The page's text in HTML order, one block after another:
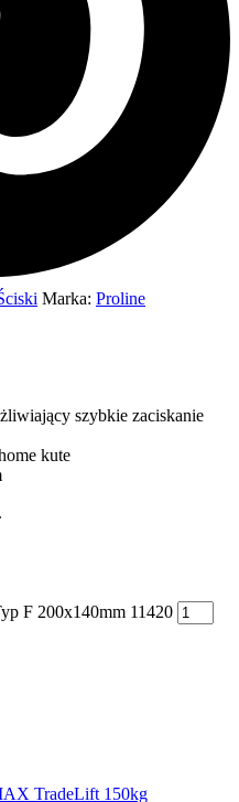
Marka: Proline
szybkie zaciskanie
kute
F 200x140mm 11420